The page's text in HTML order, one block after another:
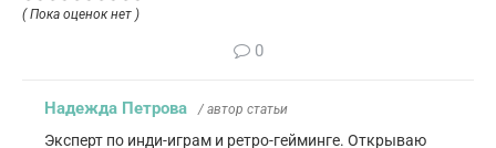
( Пока оценок нет )
0
Надежда Петрова / автор статьи
Эксперт по инди-играм и ретро-гейминге. Открываю